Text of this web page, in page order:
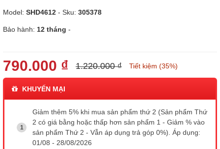
Model: SHD4612 - Sku: 305378
Bảo hành: 12 tháng -
790.000 ₫ 1.220.000 ₫ Tiết kiệm (35%)
KHUYẾN MẠI
Giảm thêm 5% khi mua sản phẩm thứ 2 (Sản phẩm Thứ
2 có giá bằng hoặc thấp hơn sản phẩm 1 - Giảm % vào
sản phẩm Thứ 2 - Vẫn áp dụng trả góp 0%). Áp dụng:
01/08 - 28/08/2026